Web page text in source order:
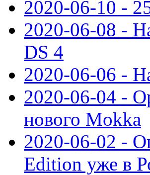
2020-06-10 -
2020-06-08 -
DS 4
2020-06-06 -
2020-06-04 -
нового Mokka
2020-06-02 -
Edition уже в